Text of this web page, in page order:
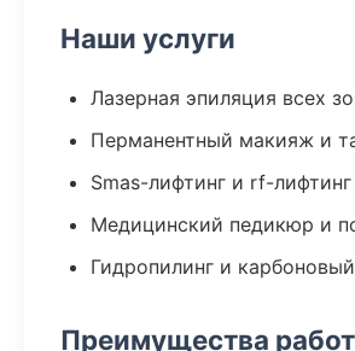
Наши услуги
Лазерная эпиляция всех
Перманентный макияж и
Smas-лифтинг и rf-лифтинг
Медицинский педикюр и
Гидропилинг и
Преимущества